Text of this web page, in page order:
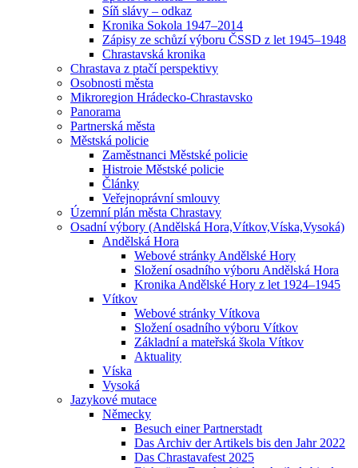
Síň slávy – odkaz
Kronika Sokola 1947–2014
Zápisy ze schůzí výboru ČSSD z let 1945–1948
Chrastavská kronika
Chrastava z ptačí perspektivy
Osobnosti města
Mikroregion Hrádecko-Chrastavsko
Panorama
Partnerská města
Městská policie
Zaměstnanci Městské policie
Histroie Městské policie
Články
Veřejnoprávní smlouvy
Územní plán města Chrastavy
Osadní výbory (Andělská Hora,Vítkov,Víska,Vysoká)
Andělská Hora
Webové stránky Andělské Hory
Složení osadního výboru Andělská Hora
Kronika Andělské Hory z let 1924–1945
Vítkov
Webové stránky Vítkova
Složení osadního výboru Vítkov
Základní a mateřská škola Vítkov
Aktuality
Víska
Vysoká
Jazykové mutace
Německy
Besuch einer Partnerstadt
Das Archiv der Artikels bis den Jahr 2022
Das Chrastavafest 2025